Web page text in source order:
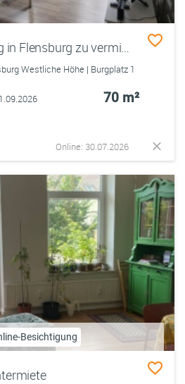
3-Zimmer-Wohnung in Flensburg zu vermieten
Westliche Höhe | Burgplatz 1
70 m²
Online: 30.07.2026
Besichtigung